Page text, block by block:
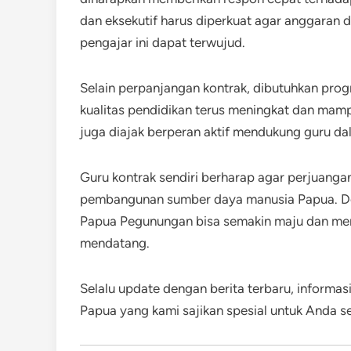
dan eksekutif harus diperkuat agar anggaran
pengajar ini dapat terwujud.
Selain perpanjangan kontrak, dibutuhkan
kualitas pendidikan terus meningkat dan
juga diajak berperan aktif mendukung guru
Guru kontrak sendiri berharap agar
pembangunan sumber daya manusia Papua.
Papua Pegunungan bisa semakin maju dan
mendatang.
Selalu update dengan berita terbaru,
Papua yang kami sajikan spesial untuk Anda